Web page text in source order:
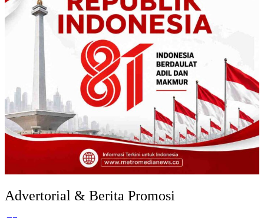
Advertorial & Berita Promosi